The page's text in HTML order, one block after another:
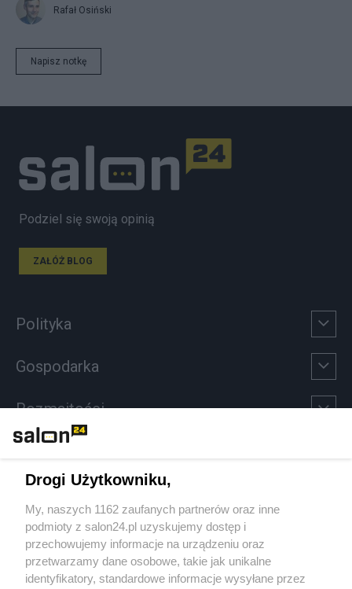
Rafał Osiński
Napisz notkę
Podziel się swoją opinią
ZAŁÓŻ BLOG
Polityka
Gospodarka
Rozmaitości
Sport
Społeczeństwo
Kultura
Drogi Użytkowniku,
My, naszych 1162 zaufanych partnerów oraz inne
podmioty z salon24.pl uzyskujemy dostęp i
przechowujemy informacje na urządzeniu oraz
przetwarzamy dane osobowe, takie jak unikalne
identyfikatory, standardowe informacje wysyłane przez